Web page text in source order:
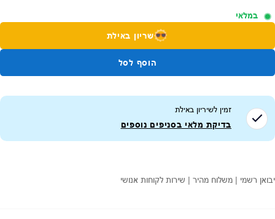
במלאי
שריון באילת
הוסף לסל
זמין לשיריון באילת
בדיקת מלאי בסניפים נוספים
יבואן רשמי | משלוח מהיר | שירות לקוחות אנושי